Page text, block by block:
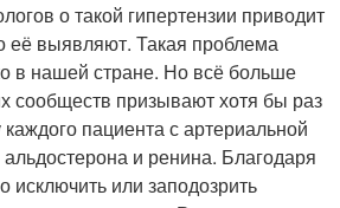
о такой гипертензии приводит
её выявляют. Такая проблема
в нашей стране. Но всё больше
сообществ призывают хотя бы раз
пациента с артериальной
и ренина. Благодаря
исключить или заподозрить